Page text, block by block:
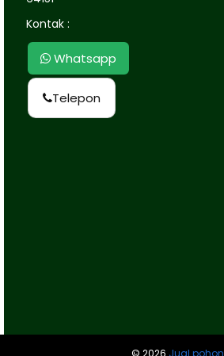
Kontak :
Whatsapp
Telepon
© 2026 Jual pohon